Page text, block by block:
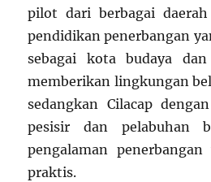
pilot dari berbagai
pendidikan penerbangan
sebagai kota budaya
memberikan lingkungan
sedangkan Cilacap
pesisir dan pelabuhan
pengalaman
praktis.